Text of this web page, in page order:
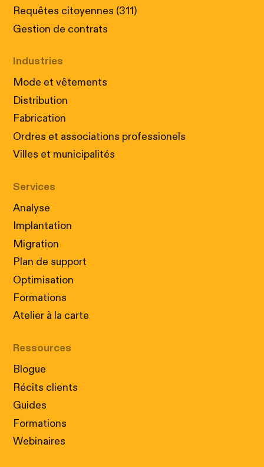
Requêtes citoyennes (311)
Gestion de contrats
Industries
Mode et vêtements
Distribution
Fabrication
Ordres et associations professionels
Villes et municipalités
Services
Analyse
Implantation
Migration
Plan de support
Optimisation
Formations
Atelier à la carte
Ressources
Blogue
Récits clients
Guides
Formations
Webinaires